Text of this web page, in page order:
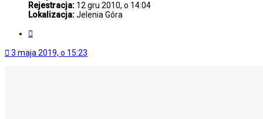
Rejestracja: 12 gru 2010, o 14:04
Lokalizacja:Jelenia Góra
3 maja 2019, o 15:23